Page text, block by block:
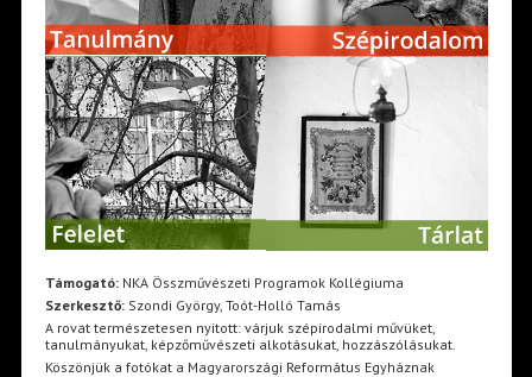
Támogató:NKA Összművészeti Programok Kollégiuma
Szerkesztő:Szondi György, Toót-Holló Tamás
A rovat természetesen nyitott: várjuk szépirodalmi művüket,
tanulmányukat, képzőművészeti alkotásukat, hozzászólásukat.
Köszönjük a fotókat a Magyarországi Református Egyháznak